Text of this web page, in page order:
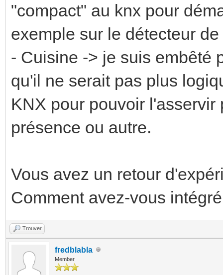
"compact" au knx pour
exemple sur le détecteur
- Cuisine -> je suis embêté
qu'il ne serait pas plus
KNX pour pouvoir
présence ou autre.
Vous avez un retour
Comment avez-vous
Trouver
fredblabla
Member